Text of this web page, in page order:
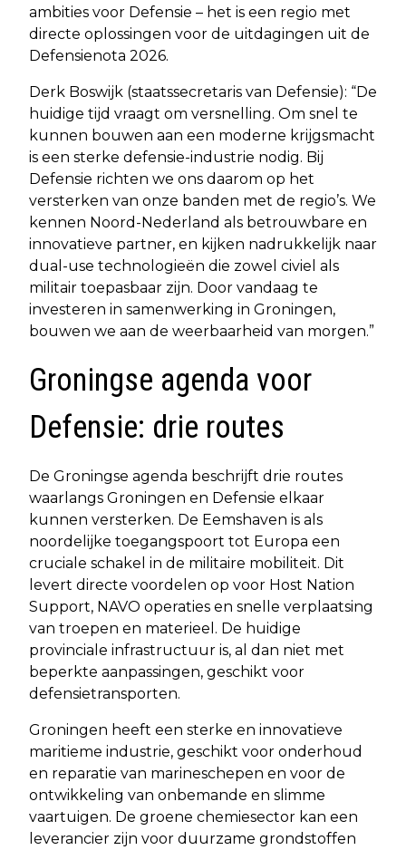
ambities voor Defensie – het is een regio met
directe oplossingen voor de uitdagingen uit de
Defensienota 2026.
Derk Boswijk (staatssecretaris van Defensie): “De
huidige tijd vraagt om versnelling. Om snel te
kunnen bouwen aan een moderne krijgsmacht
is een sterke defensie-industrie nodig. Bij
Defensie richten we ons daarom op het
versterken van onze banden met de regio’s. We
kennen Noord-Nederland als betrouwbare en
innovatieve partner, en kijken nadrukkelijk naar
dual-use technologieën die zowel civiel als
militair toepasbaar zijn. Door vandaag te
investeren in samenwerking in Groningen,
bouwen we aan de weerbaarheid van morgen.”
Groningse agenda voor
Defensie: drie routes
De Groningse agenda beschrijft drie routes
waarlangs Groningen en Defensie elkaar
kunnen versterken. De Eemshaven is als
noordelijke toegangspoort tot Europa een
cruciale schakel in de militaire mobiliteit. Dit
levert directe voordelen op voor Host Nation
Support, NAVO operaties en snelle verplaatsing
van troepen en materieel. De huidige
provinciale infrastructuur is, al dan niet met
beperkte aanpassingen, geschikt voor
defensietransporten.
Groningen heeft een sterke en innovatieve
maritieme industrie, geschikt voor onderhoud
en reparatie van marineschepen en voor de
ontwikkeling van onbemande en slimme
vaartuigen. De groene chemiesector kan een
leverancier zijn voor duurzame grondstoffen